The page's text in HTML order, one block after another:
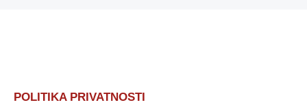
POLITIKA PRIVATNOSTI